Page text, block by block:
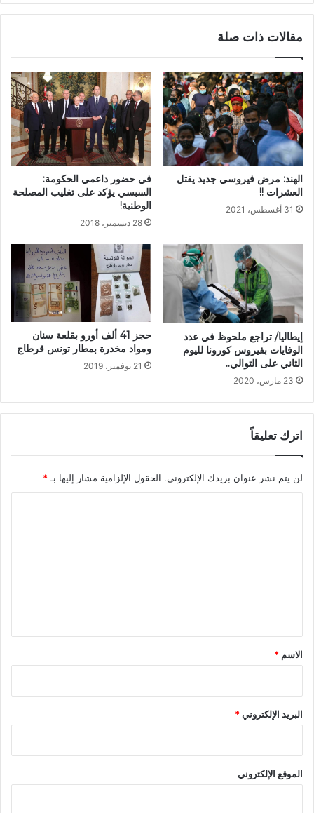
مقالات ذات صلة
الهند: مرض فيروسي جديد يقتل
العشرات !!
31 أغسطس، 2021
في حضور داعمي الحكومة:
السبسي يؤكد على تغليب المصلحة
الوطنية!
28 ديسمبر، 2018
إيطاليا/ تراجع ملحوظ في عدد
الوفايات بفيروس كورونا لليوم
الثاني على التوالي..
23 مارس، 2020
حجز 41 ألف أورو بقلعة سنان
ومواد مخدرة بمطار تونس قرطاج
21 نوفمبر، 2019
اترك تعليقاً
لن يتم نشر عنوان بريدك الإلكتروني. الحقول الإلزامية مشار إليها بـ *
*
الاسم *
البريد الإلكتروني*
الموقع الإلكتروني